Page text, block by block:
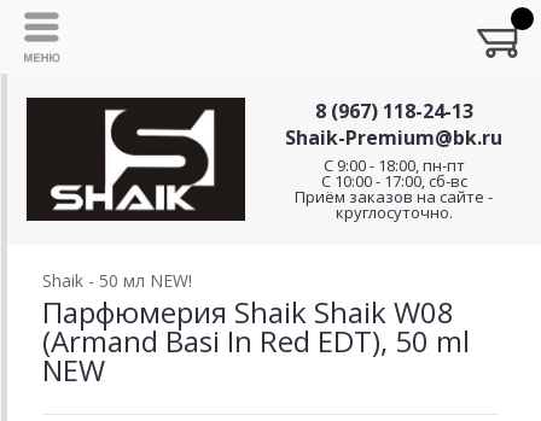
8 (967) 118-24-13
Shaik-Premium@bk.ru
C 9:00 - 18:00, пн-пт
С 10:00 - 17:00, сб-вс
Приём заказов на сайте -
круглосуточно.
Shaik - 50 мл NEW!
Парфюмерия Shaik Shaik W08
(Armand Basi In Red EDT), 50 ml
NEW